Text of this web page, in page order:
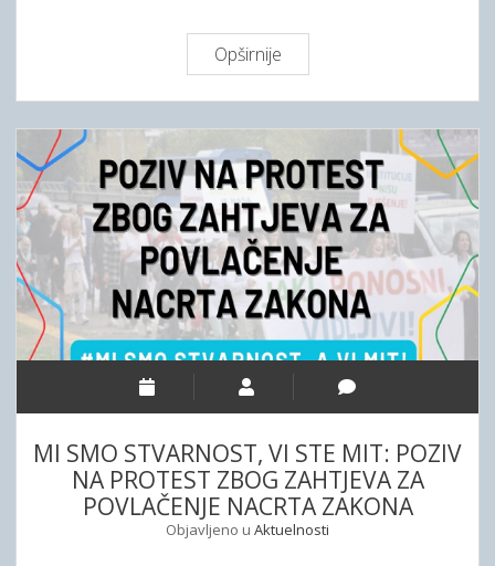
O
J
U
N
I
J
I
Opširnije
O
Z
I
V
M
L
A
D
I
M
A
O
T
E
Ć
E
MI SMO STVARNOST, VI STE MIT: POZIV
NA PROTEST ZBOG ZAHTJEVA ZA
POVLAČENJE NACRTA ZAKONA
Objavljeno u Aktuelnosti